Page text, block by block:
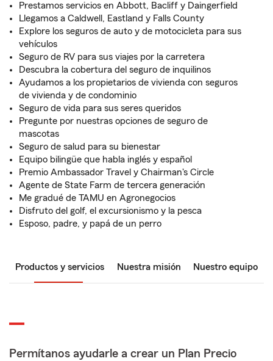
Prestamos servicios en Abbott, Bacliff y Daingerfield
Llegamos a Caldwell, Eastland y Falls County
Explore los seguros de auto y de motocicleta para sus
vehículos
Seguro de RV para sus viajes por la carretera
Descubra la cobertura del seguro de inquilinos
Ayudamos a los propietarios de vivienda con seguros
de vivienda y de condominio
Seguro de vida para sus seres queridos
Pregunte por nuestras opciones de seguro de
mascotas
Seguro de salud para su bienestar
Equipo bilingüe que habla inglés y español
Premio Ambassador Travel y Chairman's Circle
Agente de State Farm de tercera generación
Me gradué de TAMU en Agronegocios
Disfruto del golf, el excursionismo y la pesca
Esposo, padre, y papá de un perro
Productos y servicios Nuestra misión Nuestro equipo
Permítanos ayudarle a crear un Plan Precio